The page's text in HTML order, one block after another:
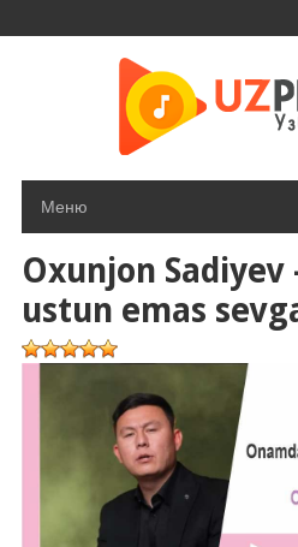
Меню
Oxunjon
ustun emas